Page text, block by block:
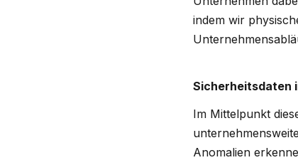
indem wir
Sicherheitsdaten
Im Mittelpunkt
Anomalien